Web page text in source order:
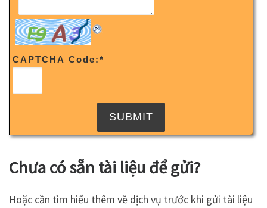
CAPTCHA Code:*
Chưa có sẵn tài liệu để gửi?
Hoặc cần tìm hiểu thêm về dịch vụ trước khi gửi tài liệu